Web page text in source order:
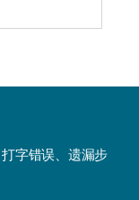
字错误、遗漏步